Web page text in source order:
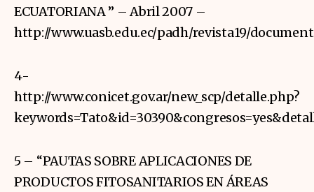
ECUATORIANA ” – Abril 2007 –
http://www.uasb.edu.ec/padh/revista19/
4-
http://www.conicet.gov.ar/new_scp/detalle.php?
5 – “PAUTAS SOBRE APLICACIONES DE
PRODUCTOS FITOSANITARIOS EN ÁREAS